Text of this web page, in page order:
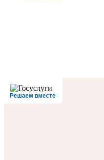
Решаем вместе